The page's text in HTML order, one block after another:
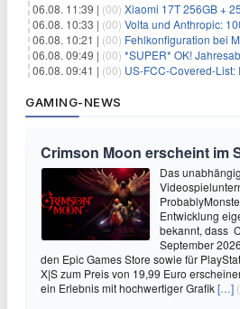
06.08. 11:39 | (00) Xiaomi 17T 256GB + 25GB 5G +
06.08. 10:33 | (00) Volta und Anthropic: 100-
06.08. 10:21 | (00) Fehlkonfiguration bei Meta-KI:
06.08. 09:49 | (00) *SUPER* OK! Jahresabo
06.08. 09:41 | (00) US-FCC-Covered-List:
GAMING-NEWS
Crimson Moon erscheint im
Das
Entwicklung
bekannt, dass
September
den Epic Games Store sowie für
X|S zum Preis von 19,99 Euro
ein Erlebnis mit hochwertiger Grafik[…]